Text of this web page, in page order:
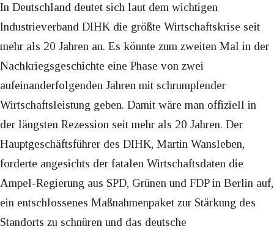
In Deutschland deutet sich laut dem wichtigen
Industrieverband DIHK die größte Wirtschaftskrise seit
mehr als 20 Jahren an. Es könnte zum zweiten Mal in der
Nachkriegsgeschichte eine Phase von zwei
aufeinanderfolgenden Jahren mit schrumpfender
Wirtschaftsleistung geben. Damit wäre man offiziell in
der längsten Rezession seit mehr als 20 Jahren. Der
Hauptgeschäftsführer des DIHK, Martin Wansleben,
forderte angesichts der fatalen Wirtschaftsdaten die
Ampel-Regierung aus SPD, Grünen und FDP in Berlin auf,
ein entschlossenes Maßnahmenpaket zur Stärkung des
Standorts zu schnüren und das deutsche